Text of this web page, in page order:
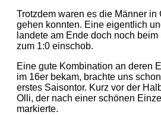
Trotzdem waren es die Männer in
gehen konnten. Eine eigentlich
landete am Ende doch noch beim
zum 1:0 einschob.
Eine gute Kombination an deren
im 16er bekam, brachte uns
erstes Saisontor. Kurz vor der
Olli, der nach einer schönen
markierte.